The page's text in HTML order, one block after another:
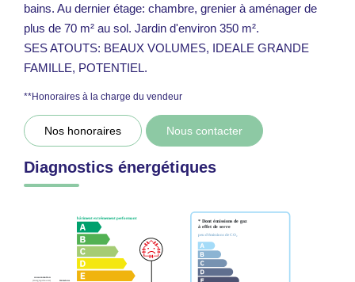
bains. Au dernier étage: chambre, grenier à aménager de
plus de 70 m² au sol. Jardin d'environ 350 m².
SES ATOUTS: BEAUX VOLUMES, IDEALE GRANDE
FAMILLE, POTENTIEL.
**Honoraires à la charge du vendeur
Nos honoraires Nous contacter
Diagnostics énergétiques